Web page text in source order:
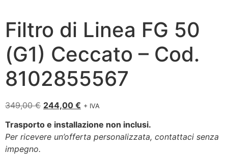
Filtro di Linea FG 50
(G1) Ceccato – Cod.
8102855567
349,00€ 244,00 € + IVA
Trasporto e installazione non inclusi.
Per ricevere un’offerta personalizzata, contattaci senza
impegno.